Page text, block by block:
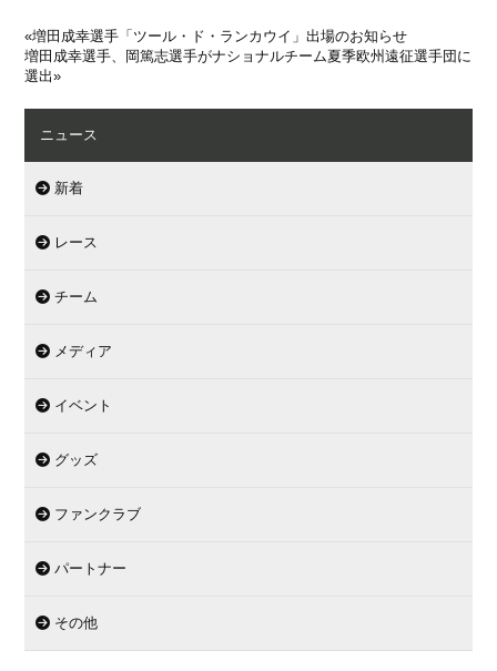
«増田成幸選手「ツール・ド・ランカウイ」出場のお知らせ
増田成幸選手、岡篤志選手がナショナルチーム夏季欧州遠征選手団に
選出»
ニュース
新着
レース
チーム
メディア
イベント
グッズ
ファンクラブ
パートナー
その他